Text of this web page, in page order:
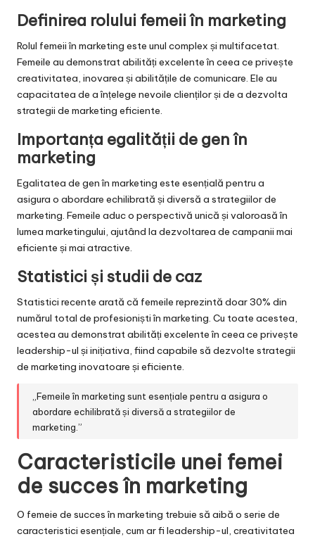
Definirea rolului femeii în marketing
Rolul femeii în marketing este unul complex și multifacetat.
Femeile au demonstrat abilități excelente în ceea ce privește
creativitatea, inovarea și abilitățile de comunicare. Ele au
capacitatea de a înțelege nevoile clienților și de a dezvolta
strategii de marketing eficiente.
Importanța egalității de gen în
marketing
Egalitatea de gen în marketing este esențială pentru a
asigura o abordare echilibrată și diversă a strategiilor de
marketing. Femeile aduc o perspectivă unică și valoroasă în
lumea marketingului, ajutând la dezvoltarea de campanii mai
eficiente și mai atractive.
Statistici și studii de caz
Statistici recente arată că femeile reprezintă doar 30% din
numărul total de profesioniști în marketing. Cu toate acestea,
acestea au demonstrat abilități excelente în ceea ce privește
leadership-ul și inițiativa, fiind capabile să dezvolte strategii
de marketing inovatoare și eficiente.
„Femeile în marketing sunt esențiale pentru a asigura o
abordare echilibrată și diversă a strategiilor de
marketing.”
Caracteristicile unei femei
de succes în marketing
O femeie de succes în marketing trebuie să aibă o serie de
caracteristici esențiale, cum ar fi leadership-ul, creativitatea